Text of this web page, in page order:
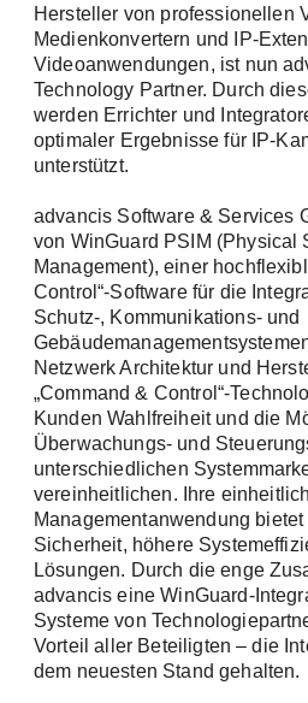
Hersteller von professionellen
Medienkonvertern und IP-
Videoanwendungen, ist nun
Technology Partner. Durch
werden Errichter und
optimaler Ergebnisse für IP-
unterstützt.
advancis Software & Services
von WinGuard PSIM (Physical
Management), einer
Control“-Software für die
Schutz-, Kommunikations- und
Netzwerk Architektur und
„Command & Control“-
Kunden Wahlfreiheit und die
Überwachungs- und
unterschiedlichen
vereinheitlichen. Ihre
Managementanwendung
Sicherheit, höhere
Lösungen. Durch die enge
advancis eine WinGuard-
Systeme von
Vorteil aller Beteiligten – die
dem neuesten Stand gehalten.
Newsletter
Bleiben Sie mit uns auf
Zwei Newsletter, doppelt gut
Sie sich an und wählen Sie